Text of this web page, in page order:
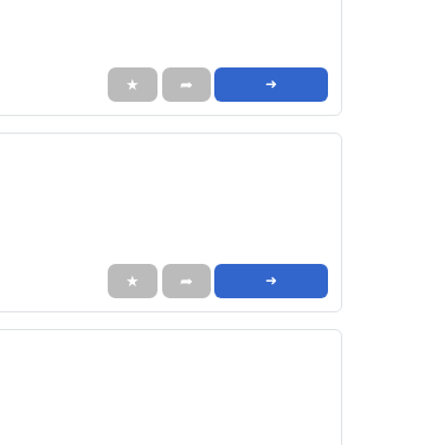
★ ➦ ➜
★ ➦ ➜